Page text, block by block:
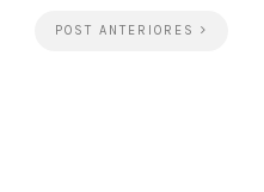
POST ANTERIORES